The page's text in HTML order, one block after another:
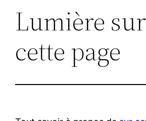
Lumière
cette page